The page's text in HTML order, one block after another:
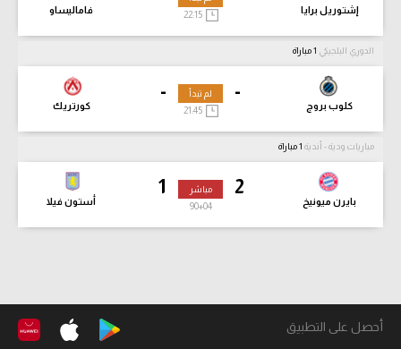
إشتوريل برايا فاماليساو 22:15
الدوري البلجيكي
-
كلوب بروج
-
كورتريك
لم تبدأ
21:45
مباريات ودية - أندية
2
بايرن ميونيخ
1
أستون فيلا
مباشر
90+04
أحصل على التطبيق